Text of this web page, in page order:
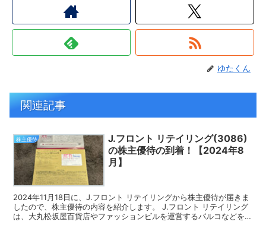
ゆたくん
関連記事
株主優待
J.フロント リテイリング(3086)
の株主優待の到着！【2024年8
月】
2024年11月18日に、J.フロント リテイリングから株主優待が届きま
したので、株主優待の内容を紹介します。 J.フロント リテイリング
は、大丸松坂屋百貨店やファッションビルを運営するパルコなどを傘